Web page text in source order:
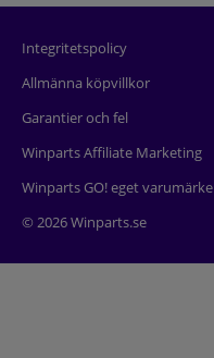
Integritetspolicy
Allmänna köpvillkor
Garantier och fel
Winparts Affiliate Marketing
Winparts GO! eget varumärke
© 2026 Winparts.se